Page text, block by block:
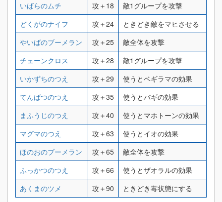
いばらのムチ
攻＋18
敵1グループを攻撃
どくがのナイフ
攻＋24
ときどき敵をマヒさせる
やいばのブーメラン
攻＋25
敵全体を攻撃
チェーンクロス
攻＋28
敵1グループを攻撃
いかずちのつえ
攻＋29
使うとベギラマの効果
てんばつのつえ
攻＋35
使うとバギの効果
まふうじのつえ
攻＋40
使うとマホトーンの効果
マグマのつえ
攻＋63
使うとイオの効果
ほのおのブーメラン
攻＋65
敵全体を攻撃
ふっかつのつえ
攻＋66
使うとザオラルの効果
あくまのツメ
攻＋90 ときどき毒状態にする